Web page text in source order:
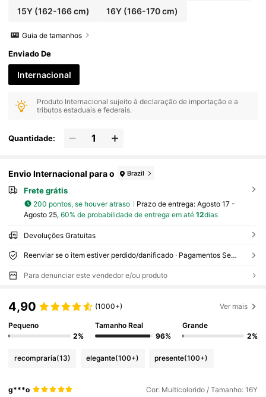
15Y(162-166 cm) 16Y (166-170 cm)
Guia de tamanhos
Enviado De
Internacional
Produto Internacional sujeito à declaração de importação e a
tributos estaduais e federais.
Quantidade:
Envio Internacional para o Brazil
Frete grátis
200 pontos, se houver atraso Prazo de entrega: Agosto 17 -
Agosto 25, 60% de probabilidade de entrega em até 12dias
Devoluções Gratuitas
Reenviar se o item estiver perdido/danificado · Pagamentos Seguros · Proteção de privacidade
Para denunciar este vendedor e/ou produto
4,90 (1000+) Ver mais
Pequeno
2%
Tamanho Real
96%
Grande
2%
recompraria(13) elegante(100+) presente(100+)
g***o Cor: Multicolorido / Tamanho: 16Y